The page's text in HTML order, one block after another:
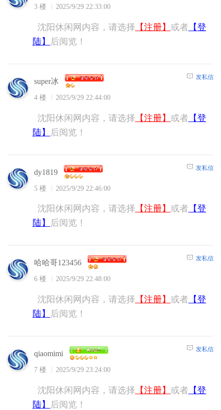
3 楼 2025/9/29 22:33:00
沈阳休闲网内容，请选择 【注册】 或者 【登
陆】
后阅览！
super冰
4 楼 2025/9/29 22:44:00
发私信
沈阳休闲网内容，请选择 【注册】 或者 【登
陆】
后阅览！
dy1819
5 楼 2025/9/29 22:46:00
发私信
沈阳休闲网内容，请选择 【注册】 或者 【登
陆】
后阅览！
哈哈哥123456
6 楼 2025/9/29 22:48:00
发私信
沈阳休闲网内容，请选择 【注册】 或者 【登
陆】
后阅览！
qiaomimi
7 楼 2025/9/29 23:24:00
发私信
沈阳休闲网内容，请选择 【注册】 或者 【登
陆】
后阅览！